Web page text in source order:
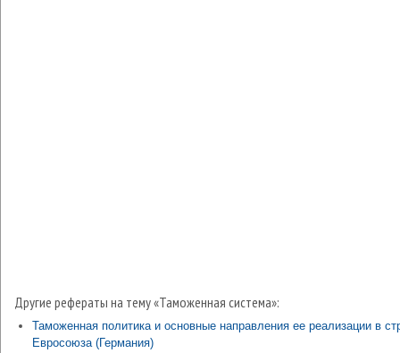
Другие рефераты на тему «Таможенная система»:
Таможенная политика и основные направления ее реализации в
Евросоюза (Германия)